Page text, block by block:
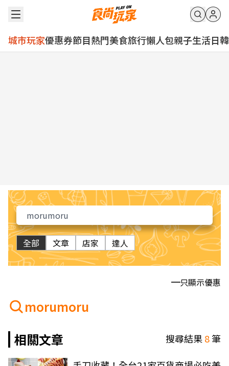
城市玩家優惠券節目熱門美食旅行懶人包親子生活日韓
全部 文章 店家 達人
只顯示優惠
morumoru
相關文章
搜尋結果8筆